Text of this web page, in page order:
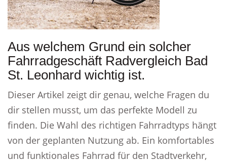
Aus welchem Grund ein solcher
Fahrradgeschäft Radvergleich Bad
St. Leonhard wichtig ist.
Dieser Artikel zeigt dir genau, welche Fragen du
dir stellen musst, um das perfekte Modell zu
finden. Die Wahl des richtigen Fahrradtyps hängt
von der geplanten Nutzung ab. Ein komfortables
und funktionales Fahrrad für den Stadtverkehr,